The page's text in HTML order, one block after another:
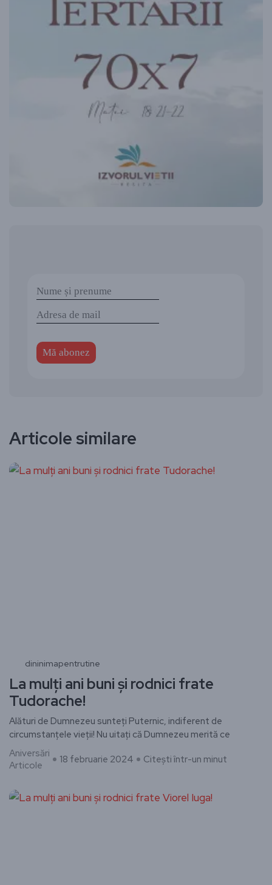
Articole similare
dininimapentrutine
La mulți ani buni și rodnici frate
Tudorache!
Alături de Dumnezeu sunteți Puternic, indiferent de
circumstanțele vieții! Nu uitați că Dumnezeu merită ce
Aniversări
Articole
18 februarie 2024 Citești într-un minut